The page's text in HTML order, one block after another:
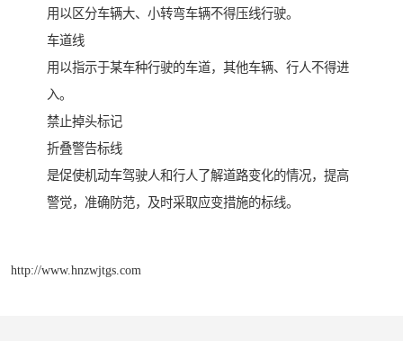
用以区分车辆大、小转弯车辆不得压线行驶。
车道线
用以指示于某车种行驶的车道，其他车辆、行人不得进
入。
禁止掉头标记
折叠警告标线
是促使机动车驾驶人和行人了解道路变化的情况，提高
警觉，准确防范，及时采取应变措施的标线。
http://www.hnzwjtgs.com